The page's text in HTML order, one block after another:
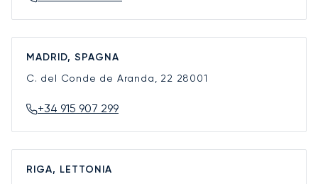
MADRID, SPAGNA
C. del Conde de Aranda, 22 28001
+34 915 907 299
RIGA, LETTONIA